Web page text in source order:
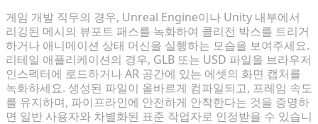
게임 개발 직무의 경우, Unreal Engine이나 Unity 내부에서
리깅된 메시의 뷰포트 패스를 녹화하여 콜리전 박스를 트리거
하거나 애니메이션 상태 머신을 실행하는 모습을 보여주세요.
리테일 애플리케이션의 경우, GLB 또는 USD 파일을 브라우저
인스펙터에 로드하거나 AR 공간에 있는 에셋의 화면 캡처를
녹화하세요. 생성된 파일이 올바르게 컴파일되고, 프레임 속도
를 유지하며, 파이프라인에 안전하게 안착한다는 것을 증명하
면 일반 사용자와 차별화된 표준 작업자로 인정받을 수 있습니